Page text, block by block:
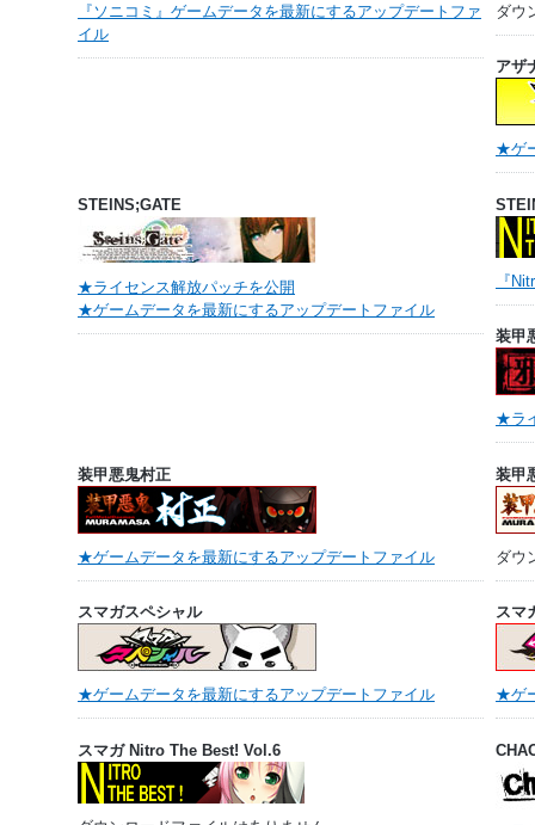
『ソニコミ』ゲームデータを最新にするアップデートファ
イル
ダウ
アザ
★ゲ
STEINS;GATE
★ライセンス解放パッチを公開
★ゲームデータを最新にするアップデートファイル
『
装甲
★ラ
装甲悪鬼村正
★ゲームデータを最新にするアップデートファイル
装甲
ダウ
スマガスペシャル
★ゲームデータを最新にするアップデートファイル
スマ
★ゲ
スマガ Nitro The Best! Vol.6